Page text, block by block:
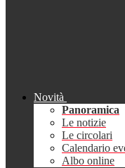
Novità
Panoramica
Le notizie
Le circolari
Calendario
Albo online